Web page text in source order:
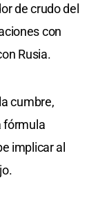
de crudo del
con
Rusia.
cumbre,
fórmula
implicar al